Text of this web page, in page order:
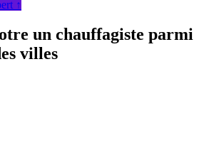
↑
un chauffagiste parmi
villes